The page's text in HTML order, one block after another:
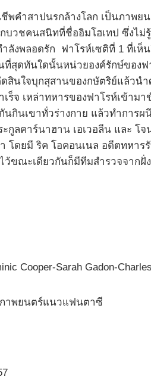
พคำสาปนรกล้างโลก เป็นภาพ
บวชคนสนิทที่ชื่ออิมโฮเทป ซึ่งไ
ลังพลอดรัก ฟาโรห์เซติที่ 1 ที่เ
นที่สุดทันใดนั้นหน่วยองค์รักษ์ขอ
สินใจบุกสุสานของกษัตริย์แล้ว
เร็จ เหล่าทหารของฟาโรห์เข้า
กินเขาทั่วร่างกาย แล้วทำการ
ะกูลคาร์นาฮาน เอเวอลีน และ
โดยมี ริค โอคอนเนล อดีตทหาร
ขณะเดียวกันก็มีทีมสำรวจจากฝั่
Cooper-Sarah Gadon-
าพยนตร์แนวแฟนตาซี